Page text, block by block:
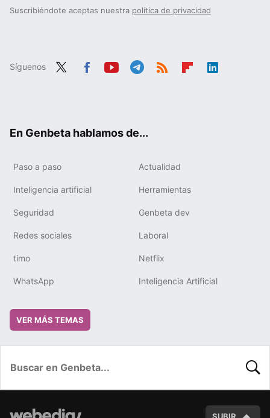
Suscribiéndote aceptas nuestra política de privacidad
Síguenos
En Genbeta hablamos de...
Paso a paso Actualidad
Inteligencia artificial Herramientas
Seguridad Genbeta dev
Redes sociales Laboral
timo Netflix
WhatsApp Inteligencia Artificial
VER MÁS TEMAS
SUBIR